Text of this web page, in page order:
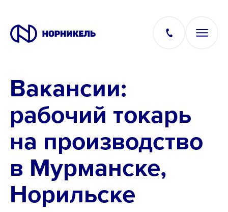
Вакансии
Производство
Офис
IT
Вакансии:
рабочий токарь
на производство
в Мурманске,
Норильске